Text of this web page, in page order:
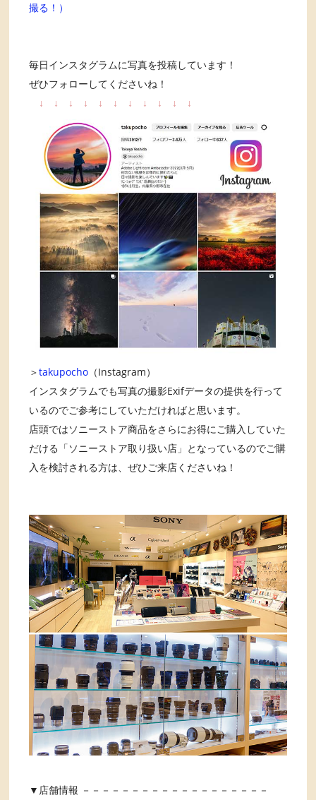
撮る！）
毎日インスタグラムに写真を投稿しています！
ぜひフォローしてくださいね！
↓
↓ ↓ ↓ ↓ ↓ ↓ ↓ ↓ ↓ ↓
＞takupocho （Instagram）
インスタグラムでも写真の撮影Exifデータの提供を行って
いるのでご参考にしていただければと思います。
店頭ではソニーストア商品をさらにお得にご購入していた
だける「ソニーストア取り扱い店」となっているのでご購
入を検討される方は、ぜひご来店くださいね！
▼店舗情報 －－－－－－－－－－－－－－－－－－－